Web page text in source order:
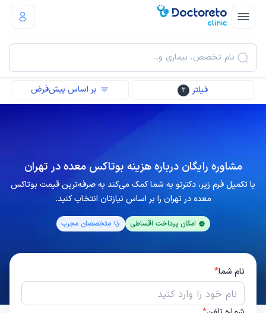
نام تخصص، بیماری و...
فیلتر 2 بر اساس پیش‌فرض
مشاوره رایگان درباره هزینه بوتاکس معده در تهران
با تکمیل فرم زیر، دکترتو به شما کمک می‌کند به صرفه‌ترین قیمت بوتاکس
معده در تهران را بر اساس نیازتان انتخاب کنید.
امکان پرداخت اقساطی متخصصان مجرب
نام شما*